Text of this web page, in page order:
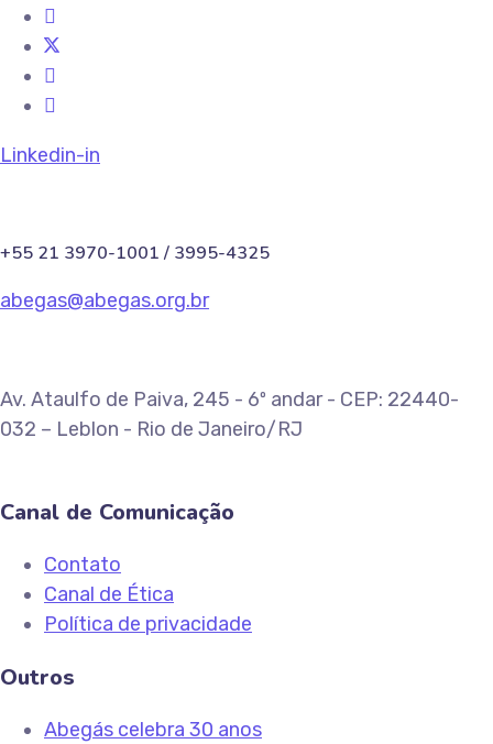
Linkedin-in
+55 21 3970-1001 / 3995-4325
abegas@abegas.org.br
Av. Ataulfo de Paiva, 245 - 6º andar - CEP: 22440-
032 – Leblon - Rio de Janeiro/RJ
Canal de Comunicação
Contato
Canal de Ética
Política de privacidade
Outros
Abegás celebra 30 anos